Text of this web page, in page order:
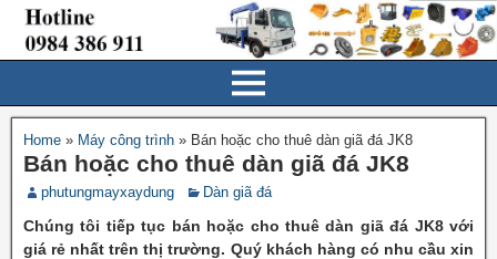
Home » Máy công trình » Bán hoặc cho thuê dàn giã đá JK8
Bán hoặc cho thuê dàn giã đá JK8
phutungmayxaydung Dàn giã đá
Chúng tôi tiếp tục bán hoặc cho thuê dàn giã đá JK8 với
giá rẻ nhất trên thị trường. Quý khách hàng có nhu cầu xin